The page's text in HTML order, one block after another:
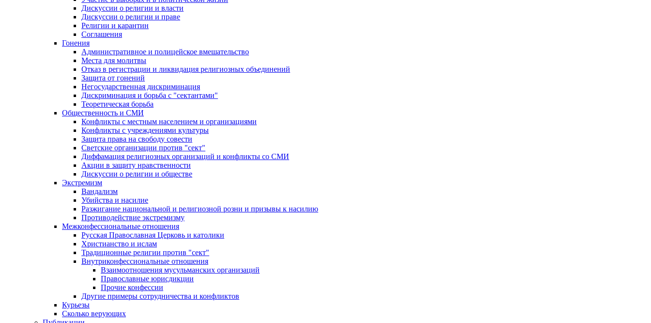
Дискуссии о религии и власти
Дискуссии о религии и праве
Религии и карантин
Соглашения
Гонения
Административное и полицейское вмешательство
Места для молитвы
Отказ в регистрации и ликвидация религиозных объединений
Защита от гонений
Негосударственная дискриминация
Дискриминация и борьба с "сектантами"
Теоретическая борьба
Общественность и СМИ
Конфликты с местным населением и организациями
Конфликты с учреждениями культуры
Защита права на свободу совести
Светские организации против "сект"
Диффамация религиозных организаций и конфликты со СМИ
Акции в защиту нравственности
Дискуссии о религии и обществе
Экстремизм
Вандализм
Убийства и насилие
Разжигание национальной и религиозной розни и призывы к насилию
Противодействие экстремизму
Межконфессиональные отношения
Русская Православная Церковь и католики
Христианство и ислам
Традиционные религии против "сект"
Внутриконфессиональные отношения
Взаимоотношения мусульманских организаций
Православные юрисдикции
Прочие конфессии
Другие примеры сотрудничества и конфликтов
Курьезы
Сколько верующих